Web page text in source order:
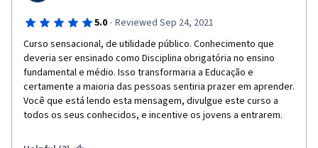
5.0 · Reviewed Sep 24, 2021
Curso sensacional, de utilidade público. Conhecimento que
deveria ser ensinado como Disciplina obrigatória no ensino
fundamental e médio. Isso transformaria a Educação e
certamente a maioria das pessoas sentiria prazer em aprender.
Você que está lendo esta mensagem, divulgue este curso a
todos os seus conhecidos, e incentive os jovens a entrarem.